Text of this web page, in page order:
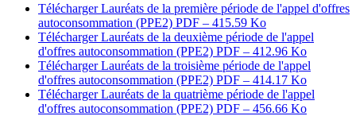
Télécharger Lauréats de la première période de l'appel d'offres
autoconsommation (PPE2) PDF – 415.59 Ko
Télécharger Lauréats de la deuxième période de l'appel
d'offres autoconsommation (PPE2) PDF – 412.96 Ko
Télécharger Lauréats de la troisième période de l'appel
d'offres autoconsommation (PPE2) PDF – 414.17 Ko
Télécharger Lauréats de la quatrième période de l'appel
d'offres autoconsommation (PPE2) PDF – 456.66 Ko